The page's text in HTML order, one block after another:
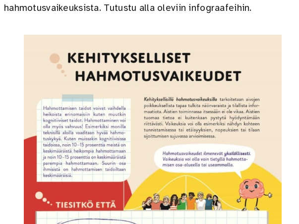
hahmotusvaikeuksista. Tutustu alla oleviin infograafeihin.